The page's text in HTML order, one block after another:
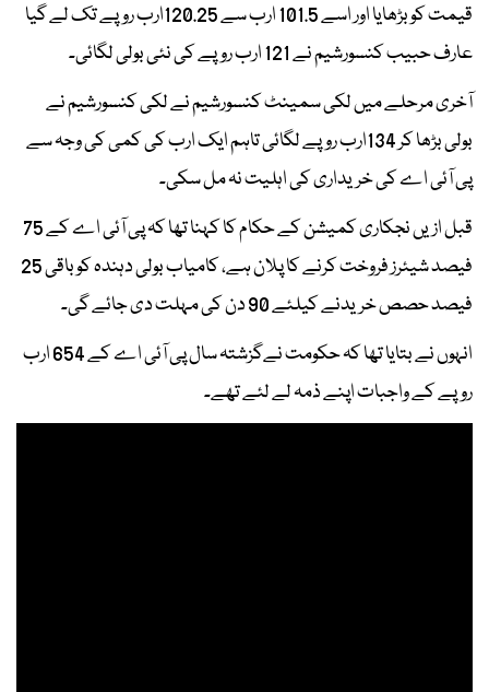
قیمت کو بڑھایا اور اسے 101.5 ارب سے 120.25ارب روپے تک لے گیا
عارف حبیب کنسورشیم نے 121 ارب روپے کی نئی بولی لگائی۔
آخری مرحلے میں لکی سمینٹ کنسورشیم نے لکی کنسورشیم نے
بولی بڑھا کر 134ارب روپے لگائی تاہم ایک ارب کی کمی کی وجہ سے
پی آئی اے کی خریداری کی اہلیت نہ مل سکی۔
قبل ازیں نجکاری کمیشن کے حکام کا کہنا تھا کہ پی آئی اے کے 75
فیصد شیئرز فروخت کرنے کا پلان ہے، کامیاب بولی دہندہ کو باقی 25
فیصد حصص خریدنے کیلئے 90 دن کی مہلت دی جائے گی۔
انہوں نے بتایا تھا کہ حکومت نےگزشتہ سال پی آئی اے کے 654 ارب
روپے کے واجبات اپنے ذمہ لے لئے تھے۔